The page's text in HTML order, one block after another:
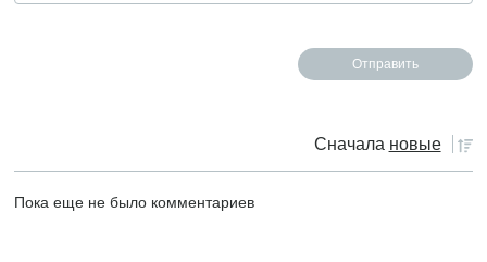
Сначала новые
Пока еще не было комментариев